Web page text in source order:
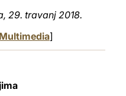
29. travanj 2018.
Multimedia]